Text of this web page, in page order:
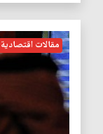
مقالات اقتصادية